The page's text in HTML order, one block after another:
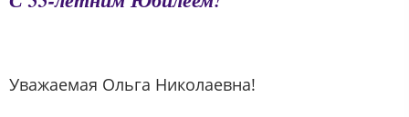
Уважаемая Ольга Николаевна!